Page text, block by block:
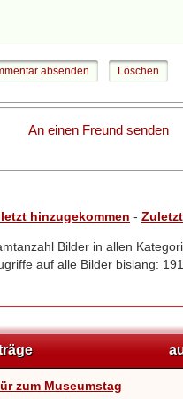
An einen Freund senden
hinzugekommen -
Bilder in allen
auf alle Bilder bislang:
zum Museumstag